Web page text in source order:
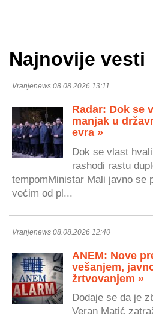
Najnovije vesti
Vranjenews 08.08.2026 13:11
Radar: Dok se
manjak u
evra »
Dok se vlast
rashodi rastu
tempomMinistar Mali javno se
većim od pl...
Vranjenews 08.08.2026 12:40
ANEM: Nove
vešanjem,
žrtvovanjem »
Dodaje se da je
Veran Matić